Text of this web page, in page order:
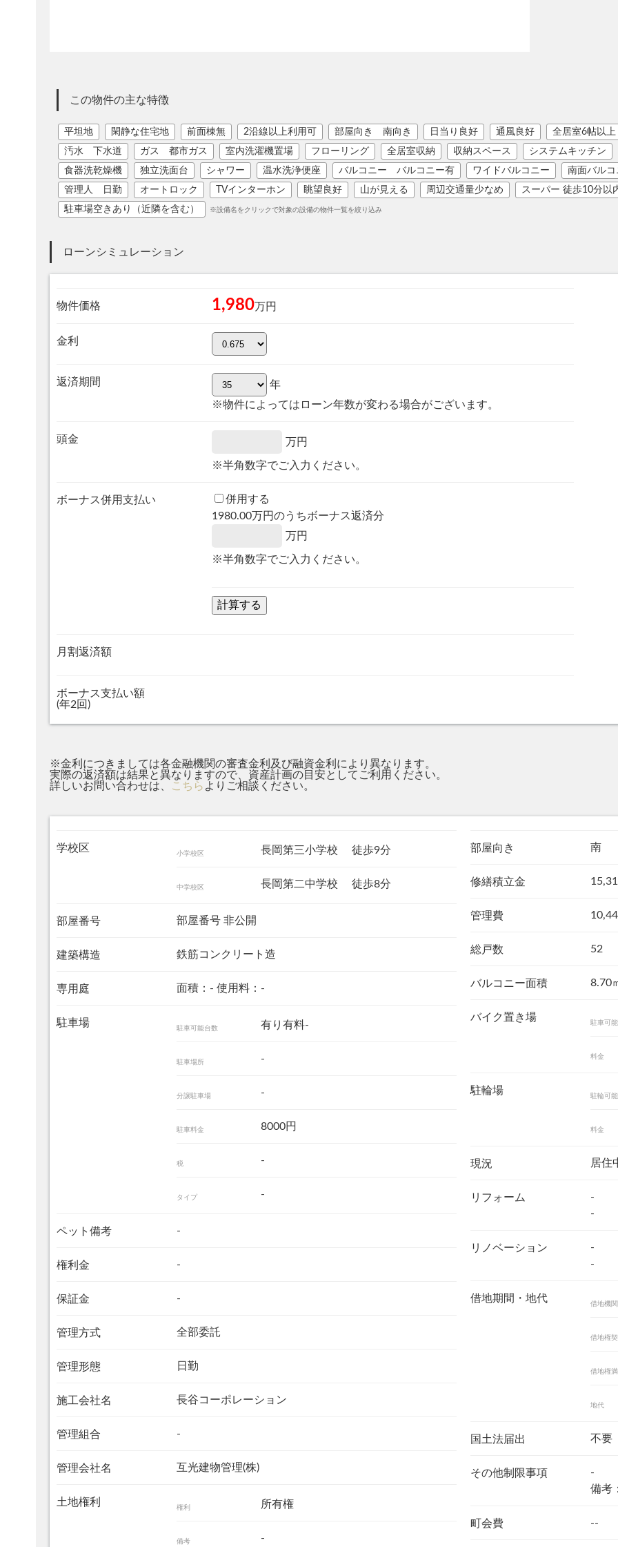
この物件の主な特徴
平坦地 閑静な住宅地 前面棟無 2沿線以上利用可 部屋向き 南向き 日当り良好 通風良好 全居室6帖以上
汚水 下水道
ガス 都市ガス 室内洗濯機置場 フローリング 全居室収納 収納スペース システムキッチン
食器洗乾燥機
独立洗面台 シャワー 温水洗浄便座 バルコニー バルコニー有 ワイドバルコニー 南面バルコ
管理人 日勤
オートロック TVインターホン 眺望良好 山が見える 周辺交通量少なめ スーパー 徒歩10分以
駐車場空きあり（近隣を含む）
※設備名をクリックで対象の設備の物件一覧を絞り込み
ローンシミュレーション
物件価格 1,980万円
金利
返済期間
年
※物件によってはローン年数が変わる場合がございます。
頭金 万円
※半角数字でご入力ください。
ボーナス併用支払い
併用する
1980.00万円のうちボーナス返済分
万円
※半角数字でご入力ください。
月割返済額
ボーナス支払い額
(年2回)
※金利につきましては各金融機関の審査金利及び融資金利により異なります。
実際の返済額は結果と異なりますので、資産計画の目安としてご利用ください。
詳しいお問い合わせは、
こちら よりご相談ください。
学校区 小学校区 長岡第三小学校 徒歩9分
中学校区 長岡第二中学校 徒歩8分
部屋番号 部屋番号 非公開
建築構造 鉄筋コンクリート造
専用庭 面積：- 使用料：-
駐車場 駐車可能台数 有り有料-
駐車場所 -
分譲駐車場 -
駐車料金 8000円
税 -
タイプ -
ペット備考 -
権利金 -
保証金 -
管理方式 全部委託
管理形態 日勤
施工会社名 長谷コーポレーション
管理組合 -
管理会社名 互光建物管理(株)
土地権利 権利 所有権
備考 -
部屋向き 南
修繕積立金
管理費
総戸数 52
バルコニー面積 8.70
バイク置き場 駐車可
料金
駐輪場 駐輪可
料金
現況 居住
リフォーム
-
-
リノベーション
-
-
借地期間・地代 借地機
借地権
借地権
地代
国土法届出 不要
その他制限事項
-
備考
町会費 --